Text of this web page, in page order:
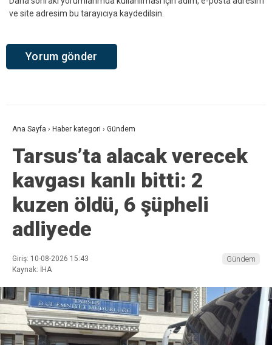
ve site adresim bu tarayıcıya kaydedilsin.
Ana Sayfa › Haber kategori › Gündem
Tarsus’ta alacak verecek
kavgası kanlı bitti: 2
kuzen öldü, 6 şüpheli
adliyede
Giriş: 10-08-2026 15:43
Kaynak: İHA
Gündem